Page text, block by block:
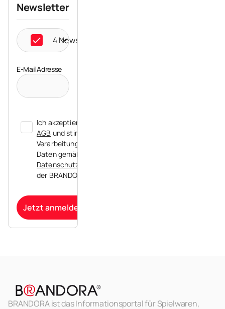
Newsletter
4 Newsletter ausgewählt
E-Mail Adresse
Ich akzeptiere die
AGB und stimme der
Verarbeitung meiner
Daten gemäß der
Datenschutzerklärung
der BRANDORA zu.
Jetzt anmelden
BRANDORA ist das Informationsportal für Spielwaren,